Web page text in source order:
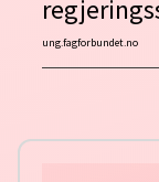
ung.fagforbundet.no